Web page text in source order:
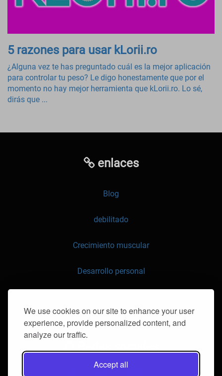
We use cookies on our site to enhance your user
experience, provide personalized content, and
analyze our traffic.
Accept all
5 razones para usar kLorii.ro
¿Alguna vez te has preguntado cuál es la mejor aplicación
para controlar tu peso? Le digo honestamente que por el
momento no hay mejor herramienta que kLorii.ro. Lo sé,
dirás que ...
enlaces
Blog
debilitado
Crecimiento muscular
Desarrollo personal
contáctenos